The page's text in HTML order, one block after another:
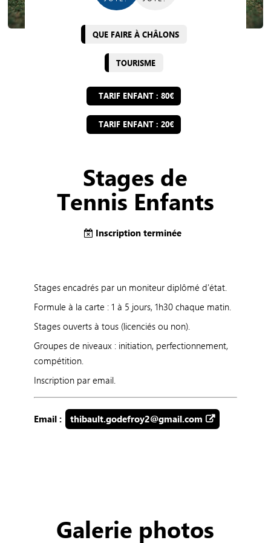
QUE FAIRE À CHÂLONS
TOURISME
TARIF ENFANT : 80€
TARIF ENFANT : 20€
Stages de
Tennis Enfants
Inscription terminée
Stages encadrés par un moniteur diplômé d'état.
Formule à la carte : 1 à 5 jours, 1h30 chaque matin.
Stages ouverts à tous (licenciés ou non).
Groupes de niveaux : initiation, perfectionnement,
compétition.
Inscription par email.
Email : thibault.godefroy2@gmail.com
Galerie photos